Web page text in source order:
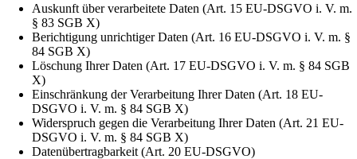
Auskunft über verarbeitete Daten (Art. 15 EU-DSGVO i. V. m.
§ 83 SGB X)
Berichtigung unrichtiger Daten (Art. 16 EU-DSGVO i. V. m. §
84 SGB X)
Löschung Ihrer Daten (Art. 17 EU-DSGVO i. V. m. § 84 SGB
X)
Einschränkung der Verarbeitung Ihrer Daten (Art. 18 EU-
DSGVO i. V. m. § 84 SGB X)
Widerspruch gegen die Verarbeitung Ihrer Daten (Art. 21 EU-
DSGVO i. V. m. § 84 SGB X)
Datenübertragbarkeit (Art. 20 EU-DSGVO)